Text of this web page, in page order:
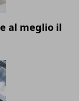
al meglio il